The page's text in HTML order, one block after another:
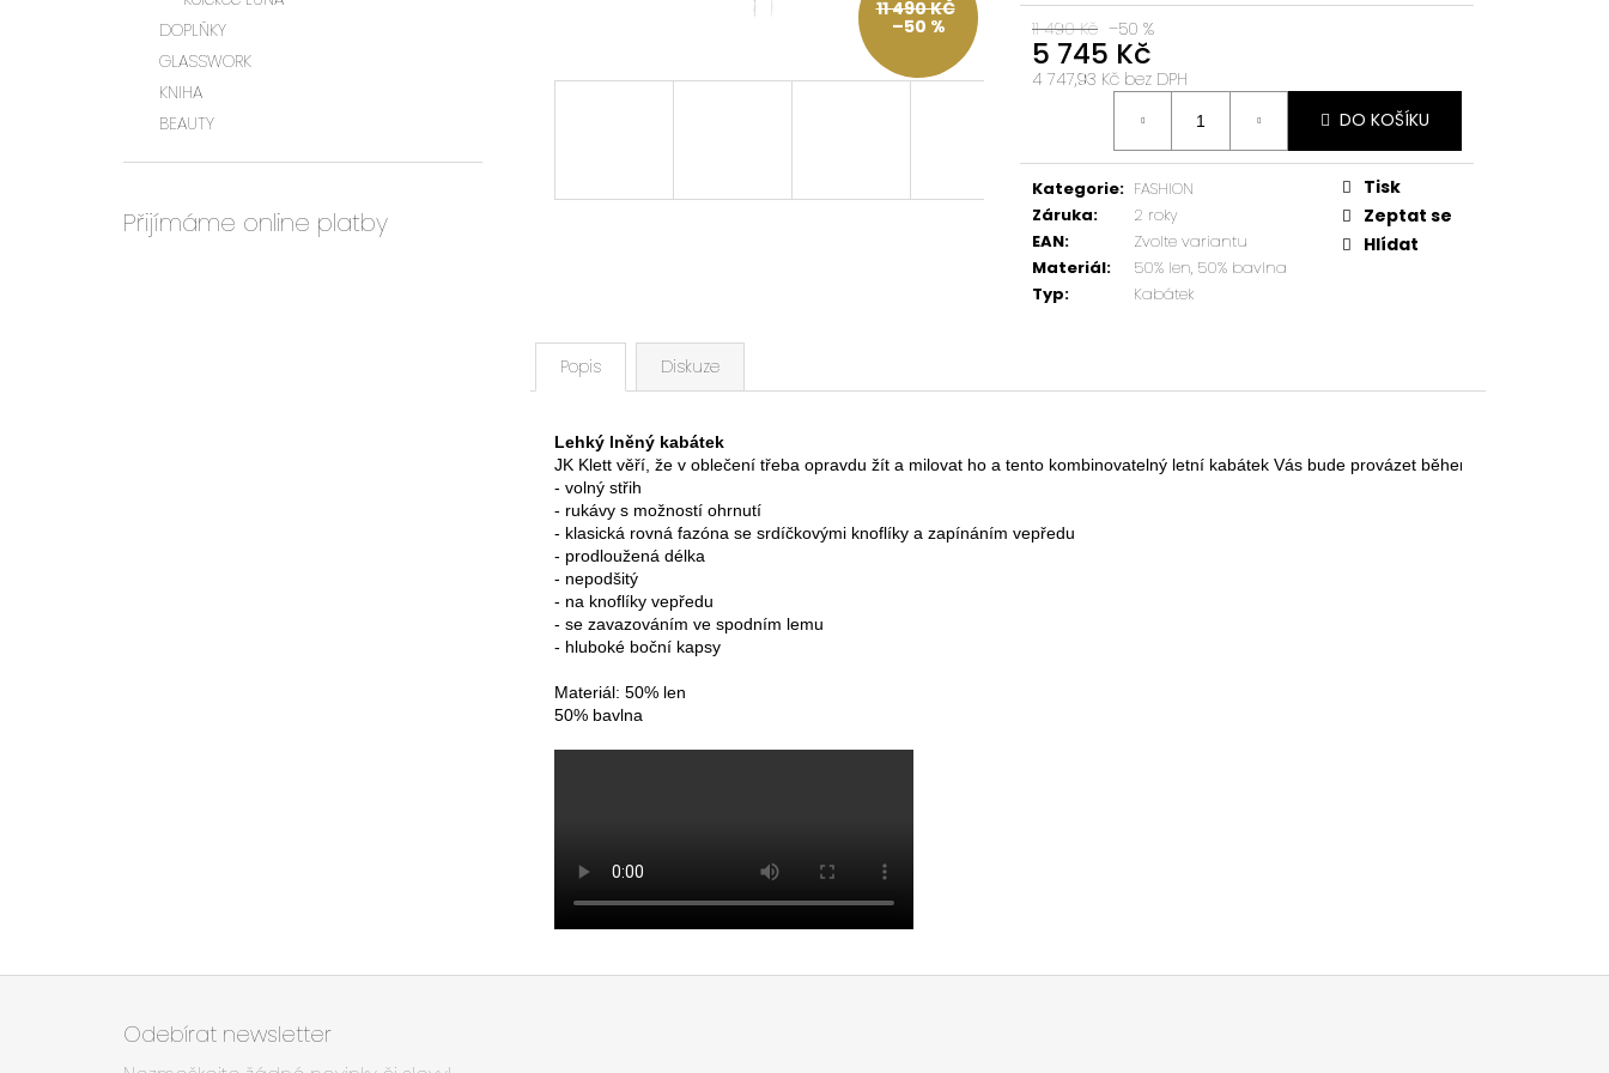
DOPLŇKY
GLASSWORK
KNIHA
BEAUTY
Přijímáme online platby
11 490 Kč –50 %
5 745 Kč
4 747,93 Kč bez DPH
DO KOŠÍKU
Kategorie: FASHION
Záruka:
2 roky
EAN:
Zvolte variantu
Materiál:
50% len, 50% bavlna
Typ: Kabátek
Tisk
Zeptat se
Hlídat
11 490 KČ
–50 %
Popis Diskuze
Lehký lněný kabátek
JK Klett věří, že v oblečení třeba opravdu žít a milovat ho a tento kombinovatelný letní kabátek Vás bude provázet během různých
- volný střih
- rukávy s možností ohrnutí
- klasická rovná fazóna se srdíčkovými knoflíky a zapínáním vepředu
- prodloužená délka
- nepodšitý
- na knoflíky vepředu
- se zavazováním ve spodním lemu
- hluboké boční kapsy
Materiál: 50% len
50% bavlna
Z
Odebírat newsletter